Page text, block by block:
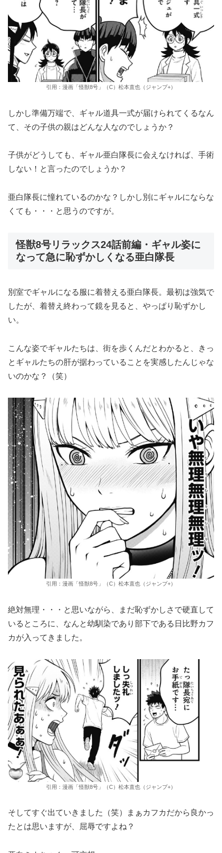
引用：漫画「怪獣8号」（C）松本直也（ジャンプ+）
しかし準備万端で、ギャル道具一式が届けられてくるなん
て、その子供の親はどんな人なのでしょうか？
子供がどうしても、ギャル亜白隊長に会えなければ、手術
しない！と言ったのでしょうか？
亜白隊長に憧れているのかな？しかし別にギャルにならな
くても・・・と思うのですが。
怪獣8号リラックス24話前編・ギャル姿に
なって急に恥ずかしくなる亜白隊長
別室でギャルになる服に着替える亜白隊長。最初は強気で
したが、着替え終わって鏡を見ると、やっぱり恥ずかし
い。
こんな姿でギャルたちは、街を歩くんだとわかると、きっ
とギャルたちの肝が据わっていることを実感したんじゃな
いのかな？（笑）
引用：漫画「怪獣8号」（C）松本直也（ジャンプ+）
絶対無理・・・と思いながら、まだ恥ずかしさで硬直して
いるところに、なんと幼馴染であり部下である日比野カフ
カが入ってきました。
引用：漫画「怪獣8号」（C）松本直也（ジャンプ+）
そしてすぐ出ていきました（笑）まぁカフカだから良かっ
たとは思いますが、屈辱ですよね？